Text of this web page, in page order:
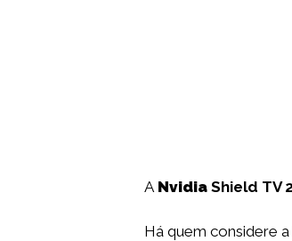
A Nvidia Shield TV
Há quem considere a